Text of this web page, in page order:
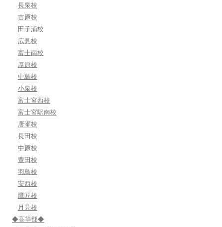
長泉校
吉原校
田子浦校
広見校
富士南校
厚原校
中島校
小泉校
富士宮西校
富士宮駅南校
唐瀬校
長田校
中原校
豊田校
羽鳥校
安西校
鷹匠校
月見校
◆高等部◆